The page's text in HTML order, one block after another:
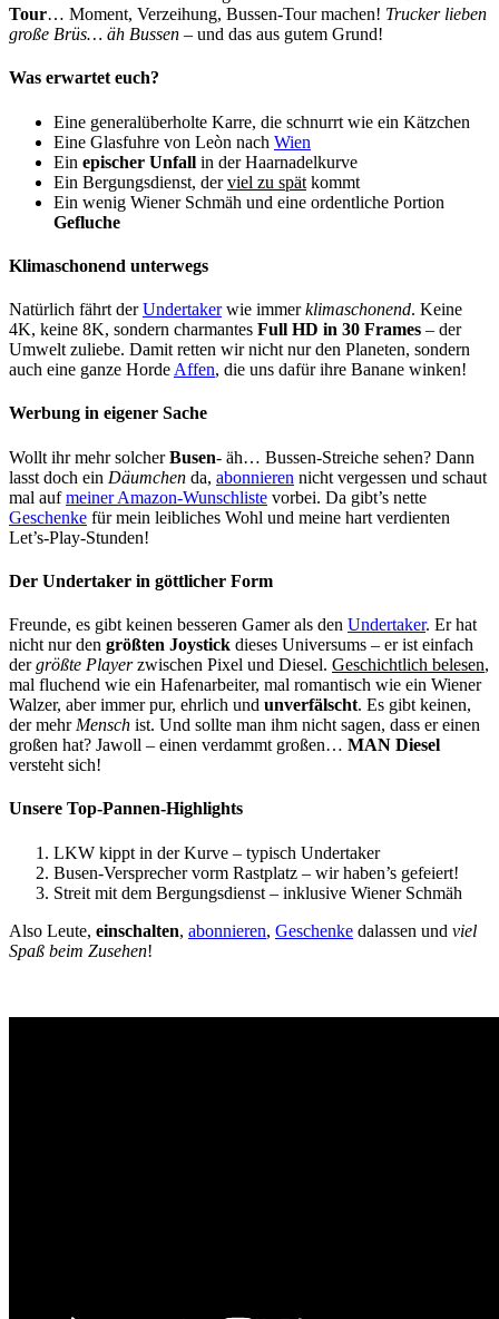
Tour… Moment, Verzeihung, Bussen-Tour machen! Trucker lieben
große Brüs… äh Bussen – und das aus gutem Grund!
Was erwartet euch?
Eine generalüberholte Karre, die schnurrt wie ein Kätzchen
Eine Glasfuhre von Leòn nach Wien
Ein epischer Unfall in der Haarnadelkurve
Ein Bergungsdienst, derviel zu spät kommt
Ein wenig Wiener Schmäh und eine ordentliche Portion
Gefluche
Klimaschonend unterwegs
Natürlich fährt derUndertakerwie immerklimaschonend. Keine
4K, keine 8K, sondern charmantes Full HD in 30 Frames – der
Umwelt zuliebe. Damit retten wir nicht nur den Planeten, sondern
auch eine ganze Horde Affen, die uns dafür ihre Banane winken!
Werbung in eigener Sache
Wollt ihr mehr solcherBusen- äh… Bussen-Streiche sehen? Dann
lasst doch ein Däumchen da, abonnieren nicht vergessen und schaut
mal aufmeiner Amazon-Wunschliste vorbei. Da gibt’s nette
Geschenke für mein leibliches Wohl und meine hart verdienten
Let’s-Play-Stunden!
Der Undertaker in göttlicher Form
Freunde, es gibt keinen besseren Gamer als den Undertaker. Er hat
nicht nur den größten Joystick dieses Universums – er ist einfach
dergrößte Playerzwischen Pixel und Diesel. Geschichtlich belesen,
mal fluchend wie ein Hafenarbeiter, mal romantisch wie ein Wiener
Walzer, aber immer pur, ehrlich und unverfälscht. Es gibt keinen,
der mehr Mensch ist. Und sollte man ihm nicht sagen, dass er einen
großen hat? Jawoll – einen verdammt großen… MAN Diesel
versteht sich!
Unsere Top-Pannen-Highlights
LKW kippt in der Kurve – typisch Undertaker
Busen-Versprecher vorm Rastplatz – wir haben’s gefeiert!
Streit mit dem Bergungsdienst – inklusive Wiener Schmäh
Also Leute, einschalten, abonnieren, Geschenke dalassen und viel
Spaß beim Zusehen!